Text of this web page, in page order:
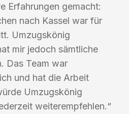
Erfahrungen gemacht:
nach Kassel war für
Umzugskönig
mir jedoch sämtliche
Das Team war
und hat die Arbeit
Umzugskönig
weiterempfehlen.“